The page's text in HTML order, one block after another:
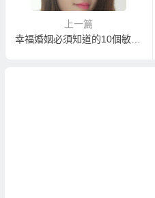
上一篇
幸福婚姻必須知道的10個敏感點